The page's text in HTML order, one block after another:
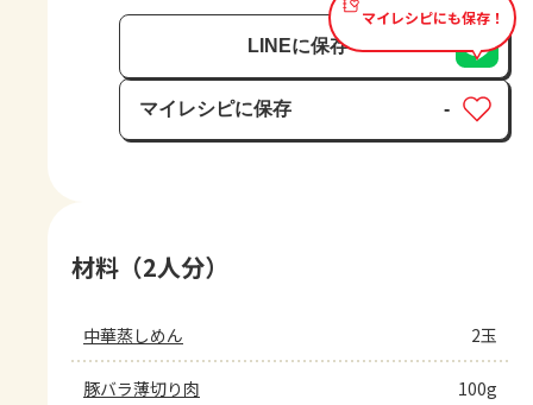
マイレシピにも保存！
LINEに保存
マイレシピに保存
保存済み
-
材料（2人分）
中華蒸しめん 2玉
豚バラ薄切り肉 100g